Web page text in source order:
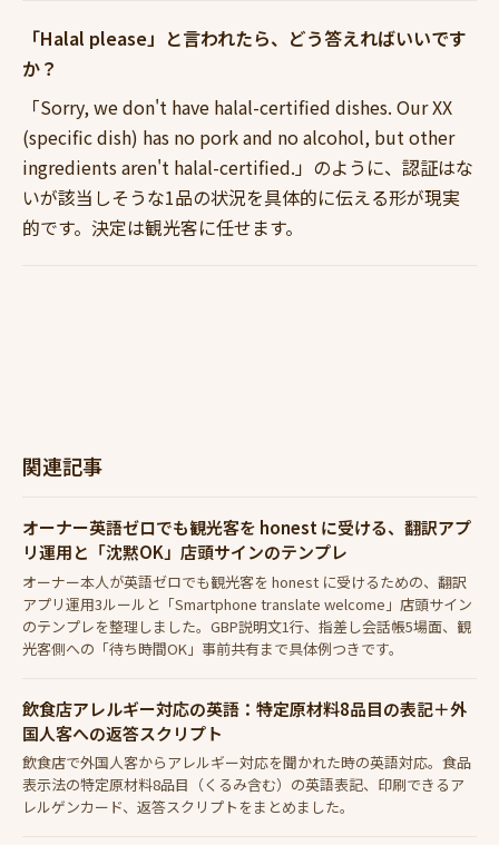
「Halal please」と言われたら、どう答えればいいです
か？
「Sorry, we don't have halal-certified dishes. Our XX
(specific dish) has no pork and no alcohol, but other
ingredients aren't halal-certified.」のように、認証はな
いが該当しそうな1品の状況を具体的に伝える形が現実
的です。決定は観光客に任せます。
関連記事
オーナー英語ゼロでも観光客を honest に受ける、翻訳アプ
リ運用と「沈黙OK」店頭サインのテンプレ
オーナー本人が英語ゼロでも観光客を honest に受けるための、翻訳
アプリ運用3ルールと「Smartphone translate welcome」店頭サイン
のテンプレを整理しました。GBP説明文1行、指差し会話帳5場面、観
光客側への「待ち時間OK」事前共有まで具体例つきです。
飲食店アレルギー対応の英語：特定原材料8品目の表記＋外
国人客への返答スクリプト
飲食店で外国人客からアレルギー対応を聞かれた時の英語対応。食品
表示法の特定原材料8品目（くるみ含む）の英語表記、印刷できるア
レルゲンカード、返答スクリプトをまとめました。